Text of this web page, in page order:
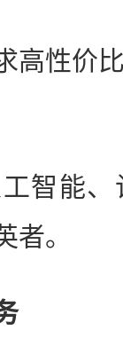
性价比
能、
者。